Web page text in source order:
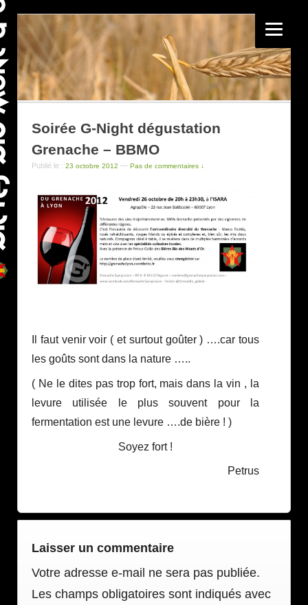
Soirée G-Night dégustation
Grenache – BBMO
Publié le : 23 octobre 2012 — Pas de commentaires ↓
Il faut venir voir ( et surtout goûter ) ….car tous
les goûts sont dans la nature …..
( Ne le dites pas trop fort, mais dans la vin , la
levure utilisée le plus souvent pour la
fermentation est une levure ….de bière ! )
Soyez fort !
Petrus
Laisser un commentaire
Votre adresse e-mail ne sera pas publiée.
Les champs obligatoires sont indiqués avec